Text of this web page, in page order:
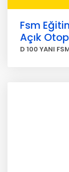
Fsm
Açık
D 100 YANI